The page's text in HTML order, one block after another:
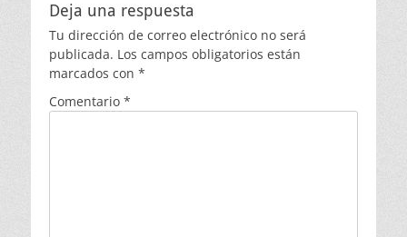
Deja una respuesta
Tu dirección de correo electrónico no será
publicada. Los campos obligatorios están
marcados con *
Comentario *